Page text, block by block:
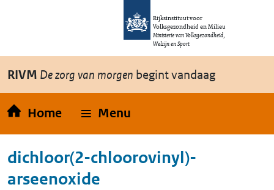
Overslaan en naar de inhoud gaan
Rijksinstituut voor
Volksgezondheid en Milieu
Ministerie van Volksgezondheid,
Welzijn en Sport
RIVM De zorg van morgen begint vandaag
Home Menu
dichloor(2-chloorovinyl)-
arseenoxide